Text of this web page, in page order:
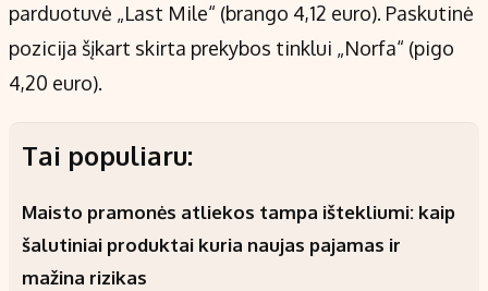
parduotuvė „Last Mile“ (brango 4,12 euro). Paskutinė
pozicija šįkart skirta prekybos tinklui „Norfa“ (pigo
4,2­0 euro).
Tai populiaru:
Maisto pramonės atliekos tampa ištekliumi: kaip
šalutiniai produktai kuria naujas pajamas ir
mažina rizikas